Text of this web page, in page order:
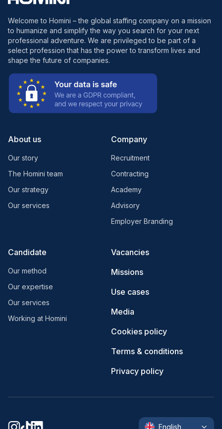
Welcome to Homini – the global staffing company on a mission
to humanize and simplify the way you search for your next
professional adventure. We are privileged to be part of a
select profession that has the power to transform lives and
shape the future of companies.
About us
Our story
The Homini team
Our strategy
Our services
Company
Recruitment
Contracting
Academy
Advisory
Employer Branding
Candidate
Our method
Our expertise
Our services
Working at Homini
Vacancies
Missions
Use cases
Media
Cookies policy
Terms & conditions
Privacy policy
English